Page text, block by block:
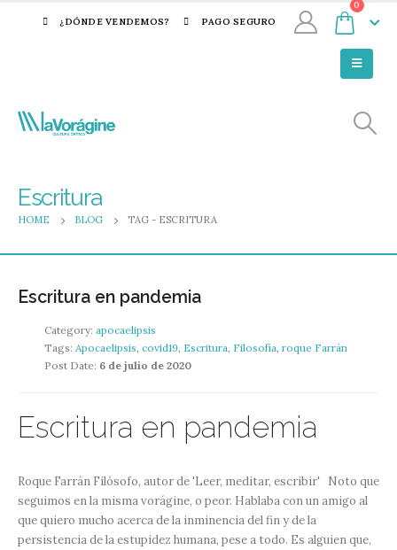
¿DÓNDE VENDEMOS? PAGO SEGURO
0
Escritura
HOME BLOG TAG - ESCRITURA
Escritura en pandemia
Category: apocaelipsis
Tags: Apocaelipsis covid19 Escritura Filosofía roque Farrán
Post Date: 6 de julio de 2020
Escritura en pandemia
Roque Farrán Filósofo, autor de 'Leer, meditar, escribir' Noto que
seguimos en la misma vorágine, o peor. Hablaba con un amigo al
que quiero mucho acerca de la inminencia del fin y de la
persistencia de la estupidez humana, pese a todo. Es alguien que,